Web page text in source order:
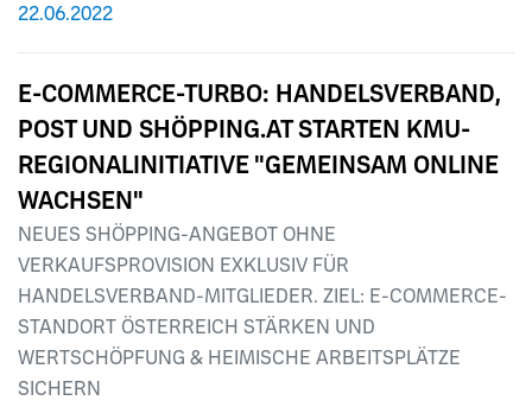
22.06.2022
E-COMMERCE-TURBO: HANDELSVERBAND,
POST UND SHÖPPING.AT STARTEN KMU-
REGIONALINITIATIVE "GEMEINSAM ONLINE
WACHSEN"
NEUES SHÖPPING-ANGEBOT OHNE
VERKAUFSPROVISION EXKLUSIV FÜR
HANDELSVERBAND-MITGLIEDER. ZIEL: E-COMMERCE-
STANDORT ÖSTERREICH STÄRKEN UND
WERTSCHÖPFUNG & HEIMISCHE ARBEITSPLÄTZE
SICHERN